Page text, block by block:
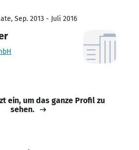
Sep. 2013 - Juli 2016
ein, um das ganze Profil zu
sehen.